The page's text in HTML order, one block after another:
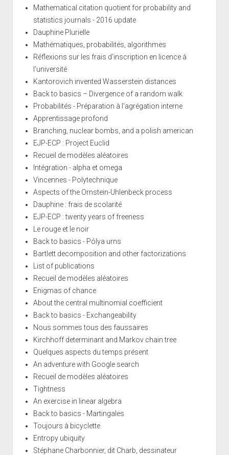
Mathematical citation quotient for probability and
statistics journals - 2016 update
Dauphine Plurielle
Mathématiques, probabilités, algorithmes
Réflexions sur les frais d'inscription en licence à
l'université
Kantorovich invented Wasserstein distances
Back to basics – Divergence of a random walk
Probabilités - Préparation à l'agrégation interne
Apprentissage profond
Branching, nuclear bombs, and a polish american
EJP-ECP : Project Euclid
Recueil de modèles aléatoires
Intégration - alpha et omega
Vincennes - Polytechnique
Aspects of the Ornstein-Uhlenbeck process
Dauphine : frais de scolarité
EJP-ECP : twenty years of freeness
Le rouge et le noir
Back to basics - Pólya urns
Bartlett decomposition and other factorizations
List of publications
Recueil de modèles aléatoires
Enigmas of chance
About the central multinomial coefficient
Back to basics - Exchangeability
Nous sommes tous des faussaires
Kirchhoff determinant and Markov chain tree
Quelques aspects du temps présent
An adventure with Google search
Recueil de modèles aléatoires
Tightness
An exercise in linear algebra
Back to basics - Martingales
Toujours à bicyclette
Entropy ubiquity
Stéphane Charbonnier, dit Charb, dessinateur